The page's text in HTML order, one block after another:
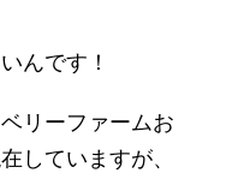
んです！
リーファームお
していますが、